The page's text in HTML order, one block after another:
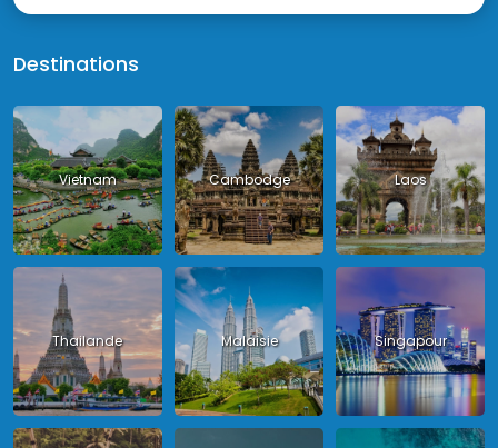
Destinations
Vietnam Cambodge Laos
Thailande Malaisie Singapour